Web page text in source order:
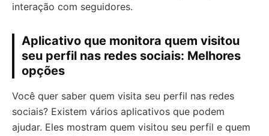
interação com seguidores.
Aplicativo que monitora quem visitou
seu perfil nas redes sociais: Melhores
opções
Você quer saber quem visita seu perfil nas redes
sociais? Existem vários aplicativos que podem
ajudar. Eles mostram quem visitou seu perfil e quem